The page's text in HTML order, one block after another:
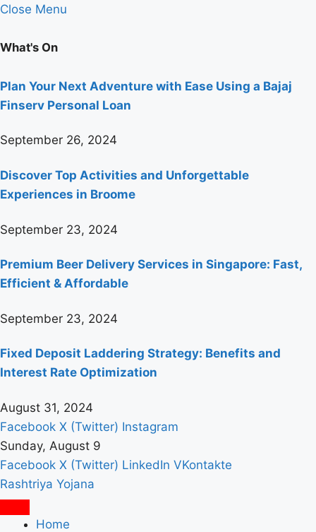
Close Menu
What's On
Plan Your Next Adventure with Ease Using a Bajaj
Finserv Personal Loan
September 26, 2024
Discover Top Activities and Unforgettable
Experiences in Broome
September 23, 2024
Premium Beer Delivery Services in Singapore: Fast,
Efficient & Affordable
September 23, 2024
Fixed Deposit Laddering Strategy: Benefits and
Interest Rate Optimization
August 31, 2024
Facebook X (Twitter) Instagram
Sunday, August 9
Facebook X (Twitter) LinkedIn VKontakte
Rashtriya Yojana
Home